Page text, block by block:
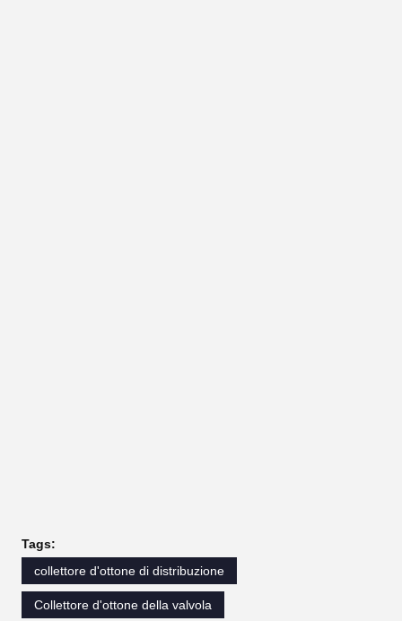
Tags:
collettore d'ottone di distribuzione
Collettore d'ottone della valvola